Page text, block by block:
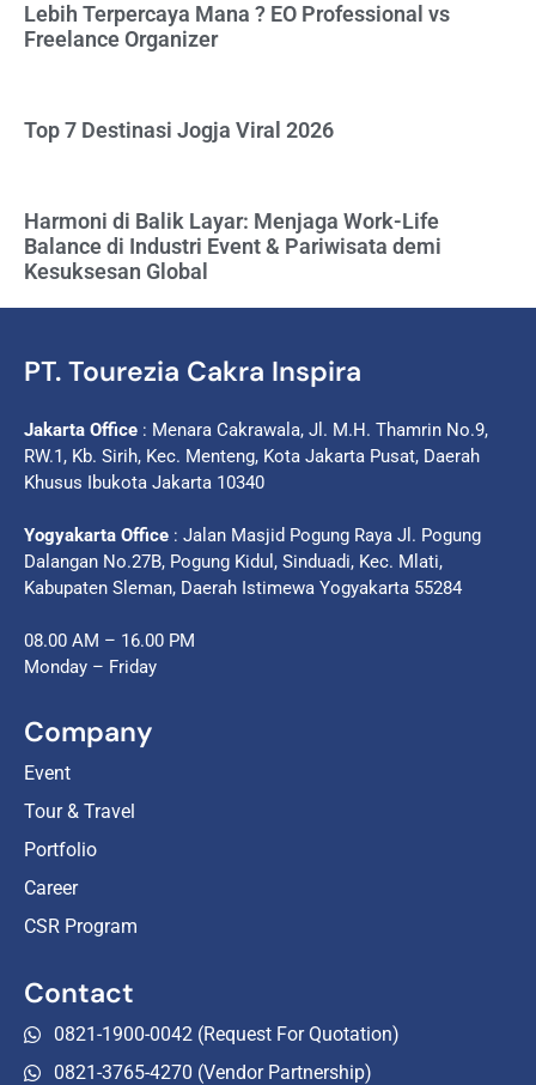
Lebih Terpercaya Mana ? EO Professional vs
Freelance Organizer
Top 7 Destinasi Jogja Viral 2026
Harmoni di Balik Layar: Menjaga Work-Life
Balance di Industri Event & Pariwisata demi
Kesuksesan Global
PT. Tourezia Cakra Inspira
Jakarta Office : Menara Cakrawala, Jl. M.H. Thamrin No.9,
RW.1, Kb. Sirih, Kec. Menteng, Kota Jakarta Pusat, Daerah
Khusus Ibukota Jakarta 10340
Yogyakarta Office : Jalan Masjid Pogung Raya Jl. Pogung
Dalangan No.27B, Pogung Kidul, Sinduadi, Kec. Mlati,
Kabupaten Sleman, Daerah Istimewa Yogyakarta 55284
08.00 AM – 16.00 PM
Monday – Friday
Company
Event
Tour & Travel
Portfolio
Career
CSR Program
Contact
0821-1900-0042 (Request For Quotation)
0821-3765-4270 (Vendor Partnership)